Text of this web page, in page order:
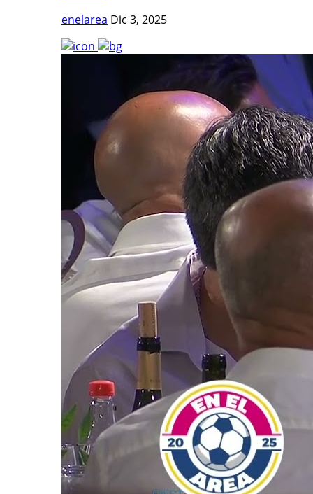
enelarea Dic 3, 2025